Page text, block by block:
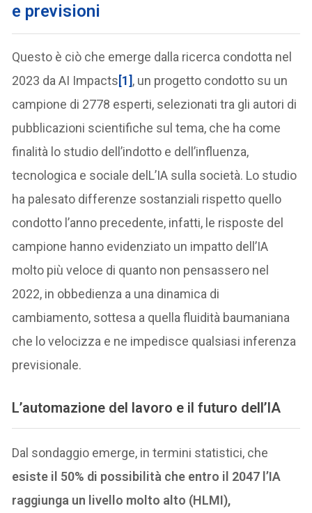
e previsioni
Questo è ciò che emerge dalla ricerca condotta nel
2023 da AI Impacts[1], un progetto condotto su un
campione di 2778 esperti, selezionati tra gli autori di
pubblicazioni scientifiche sul tema, che ha come
finalità lo studio dell’indotto e dell’influenza,
tecnologica e sociale delL’IA sulla società. Lo studio
ha palesato differenze sostanziali rispetto quello
condotto l’anno precedente, infatti, le risposte del
campione hanno evidenziato un impatto dell’IA
molto più veloce di quanto non pensassero nel
2022, in obbedienza a una dinamica di
cambiamento, sottesa a quella fluidità baumaniana
che lo velocizza e ne impedisce qualsiasi inferenza
previsionale.
L’automazione del lavoro e il futuro dell’IA
Dal sondaggio emerge, in termini statistici, che
esiste il 50% di possibilità che entro il 2047 l’IA
raggiunga un livello molto alto (HLMI),